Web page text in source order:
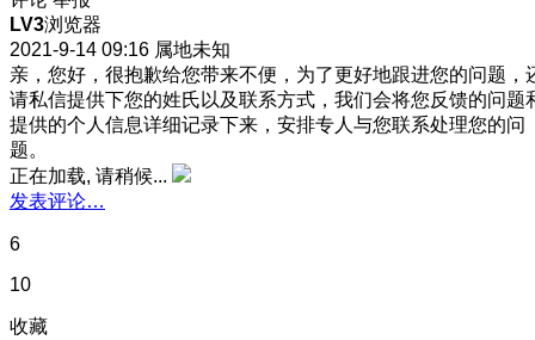
LV3浏览器
2021-9-14 09:16 属地未知
亲，您好，很抱歉给您带来不便，为了更好地跟进您的问题，
请私信提供下您的姓氏以及联系方式，我们会将您反馈的问题
提供的个人信息详细记录下来，安排专人与您联系处理您的问
题。
正在加载, 请稍候...
发表评论…
6
10
收藏